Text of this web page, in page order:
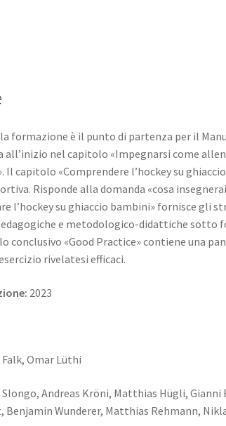
formazione è il punto di partenza per il
nel capitolo «Impegnarsi come
Il capitolo «Comprendere l’hockey su
Risponde alla domanda «cosa
l’hockey su ghiaccio bambini» fornisce gli
e metodologico-didattiche sotto
conclusivo «Good Practice» contiene una
rivelatesi efficaci.
2023
Omar Lüthi
Slongo, Andreas Kröni, Matthias Hügli,
Benjamin Wunderer, Matthias Rehmann,